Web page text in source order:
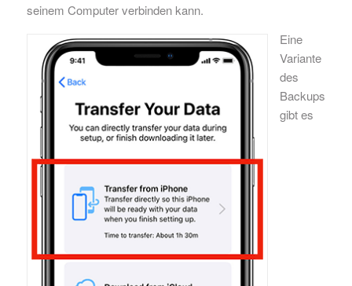
seinem Computer verbinden kann.
Eine
Variante
des
Backups
gibt es